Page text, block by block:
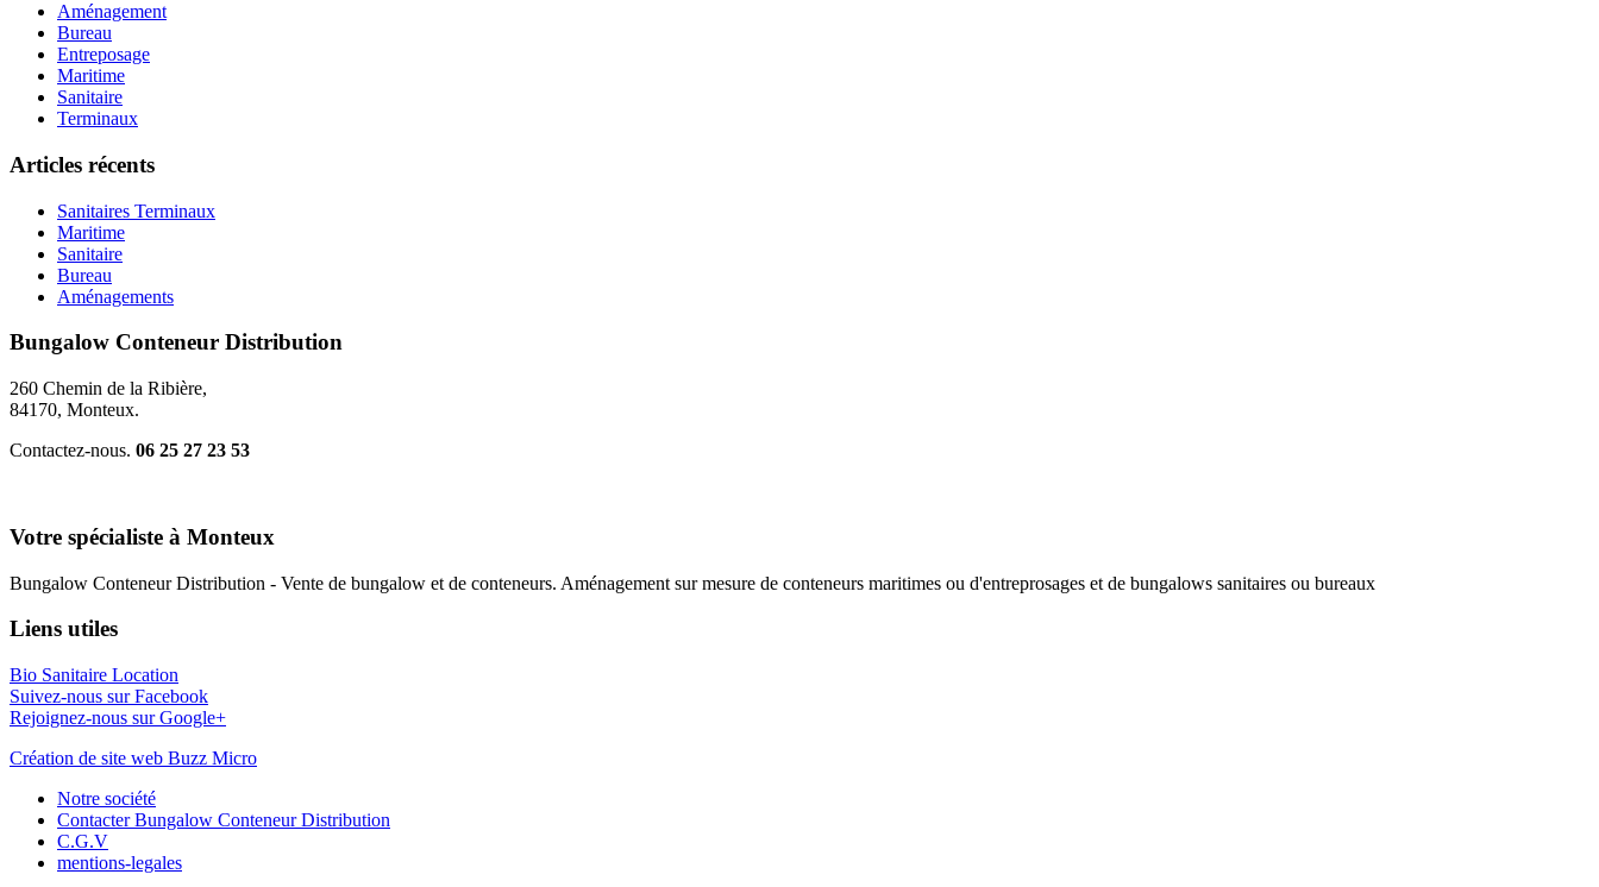
Aménagement
Bureau
Entreposage
Maritime
Sanitaire
Terminaux
Articles récents
Sanitaires Terminaux
Maritime
Sanitaire
Bureau
Aménagements
Bungalow Conteneur Distribution
260 Chemin de la Ribière,
84170, Monteux.
Contactez-nous. 06 25 27 23 53
Votre spécialiste à Monteux
Bungalow Conteneur Distribution - Vente de bungalow et de conteneurs. Aménagement sur mesure de conteneurs maritimes ou d'entreprosages et de bungalows sanitaires ou bureaux
Liens utiles
Bio Sanitaire Location
Suivez-nous sur Facebook
Rejoignez-nous sur Google+
Création de site web Buzz Micro
Notre société
Contacter Bungalow Conteneur Distribution
C.G.V
mentions-legales